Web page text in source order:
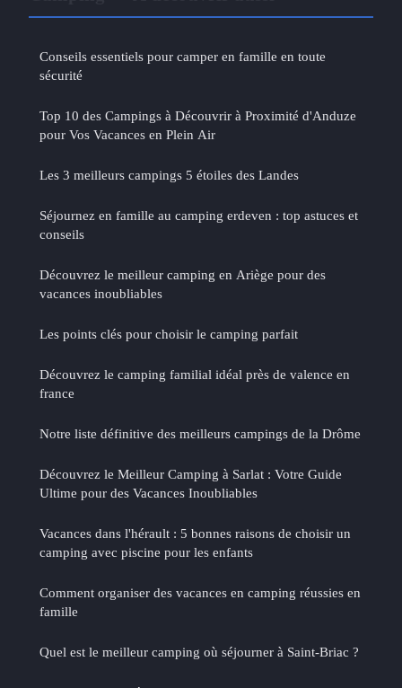
Conseils essentiels pour camper en famille en toute
sécurité
Top 10 des Campings à Découvrir à Proximité d'Anduze
pour Vos Vacances en Plein Air
Les 3 meilleurs campings 5 étoiles des Landes
Séjournez en famille au camping erdeven : top astuces et
conseils
Découvrez le meilleur camping en Ariège pour des
vacances inoubliables
Les points clés pour choisir le camping parfait
Découvrez le camping familial idéal près de valence en
france
Notre liste définitive des meilleurs campings de la Drôme
Découvrez le Meilleur Camping à Sarlat : Votre Guide
Ultime pour des Vacances Inoubliables
Vacances dans l'hérault : 5 bonnes raisons de choisir un
camping avec piscine pour les enfants
Comment organiser des vacances en camping réussies en
famille
Quel est le meilleur camping où séjourner à Saint-Briac ?